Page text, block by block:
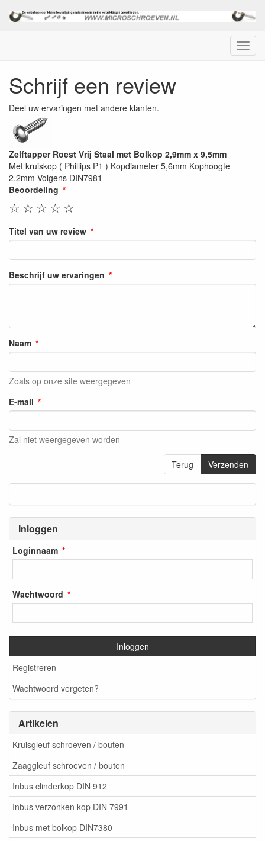
Menu
Inloggen
Loginnaam
Wachtwoord
Inloggen
Registreren
Wachtwoord vergeten?
Artikelen
Kruisgleuf schroeven / bouten
Zaaggleuf schroeven / bouten
Inbus clinderkop DIN 912
Inbus verzonken kop DIN 7991
Inbus met bolkop DIN7380
Schrijf een review
Deel uw ervaringen met andere klanten.
Zelftapper Roest Vrij Staal met Bolkop 2,9mm x 9,5mm
Met kruiskop ( Phillips P1 ) Kopdiameter 5,6mm Kophoogte
2,2mm Volgens DIN7981
Beoordeling
☆
☆
☆
☆
☆
Titel van uw review
Beschrijf uw ervaringen
Naam
Zoals op onze site weergegeven
E-mail
Zal niet weergegeven worden
Terug Verzenden